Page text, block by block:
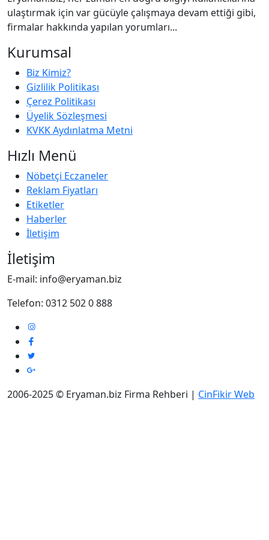
ulaştırmak için var gücüyle çalışmaya devam ettiği gibi,
firmalar hakkında yapılan yorumları...
Kurumsal
Biz Kimiz?
Gizlilik Politikası
Çerez Politikası
Üyelik Sözleşmesi
KVKK Aydınlatma Metni
Hızlı Menü
Nöbetçi Eczaneler
Reklam Fiyatları
Etiketler
Haberler
İletişim
İletişim
E-mail: info@eryaman.biz
Telefon: 0312 502 0 888
2006-2025 © Eryaman.biz Firma Rehberi | CinFikir Web